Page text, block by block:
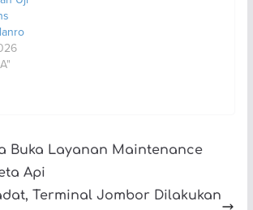
Buka Layanan Maintenance
Api
Terminal Jombor Dilakukan